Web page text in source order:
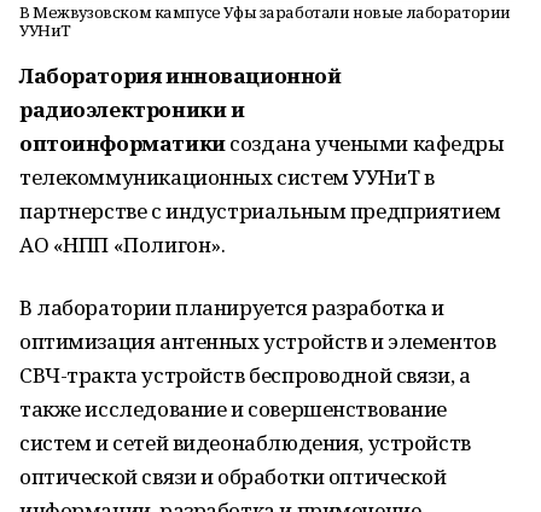
В Межвузовском кампусе Уфы заработали новые лаборатории
УУНиТ
Лаборатория инновационной
радиоэлектроники и
оптоинформатикисоздана учеными кафедры
телекоммуникационных систем УУНиТ в
партнерстве с индустриальным предприятием
АО «НПП «Полигон».
В лаборатории планируется разработка и
оптимизация антенных устройств и элементов
СВЧ-тракта устройств беспроводной связи, а
также исследование и совершенствование
систем и сетей видеонаблюдения, устройств
оптической связи и обработки оптической